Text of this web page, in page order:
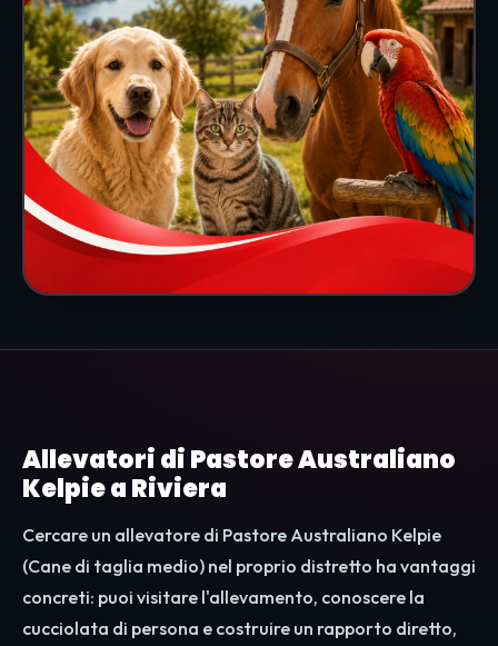
Allevatori di Pastore Australiano
Kelpie a Riviera
Cercare un allevatore di Pastore Australiano Kelpie
(Cane di taglia medio) nel proprio distretto ha vantaggi
concreti: puoi visitare l'allevamento, conoscere la
cucciolata di persona e costruire un rapporto diretto,